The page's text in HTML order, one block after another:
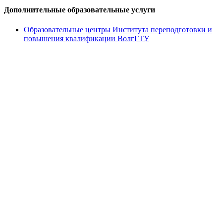
Дополнительные образовательные услуги
Образовательные центры Института переподготовки и
повышения квалификации ВолгГТУ